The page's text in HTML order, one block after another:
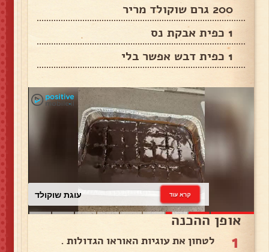
200 גרם שוקולד מריר
1 כפית אבקת נס
1 כפית דבש אפשר בלי
עוגת שוקולד קרא עוד
אופן ההכנה
1 לטחון את עוגיות האוראו הגדולות .